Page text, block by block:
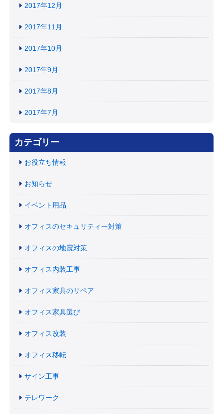
2017年12月
2017年11月
2017年10月
2017年9月
2017年8月
2017年7月
カテゴリー
お役立ち情報
お知らせ
イベント用品
オフィスのセキュリティー対策
オフィスの地震対策
オフィス内装工事
オフィス家具のリペア
オフィス家具選び
オフィス改装
オフィス移転
サイン工事
テレワーク